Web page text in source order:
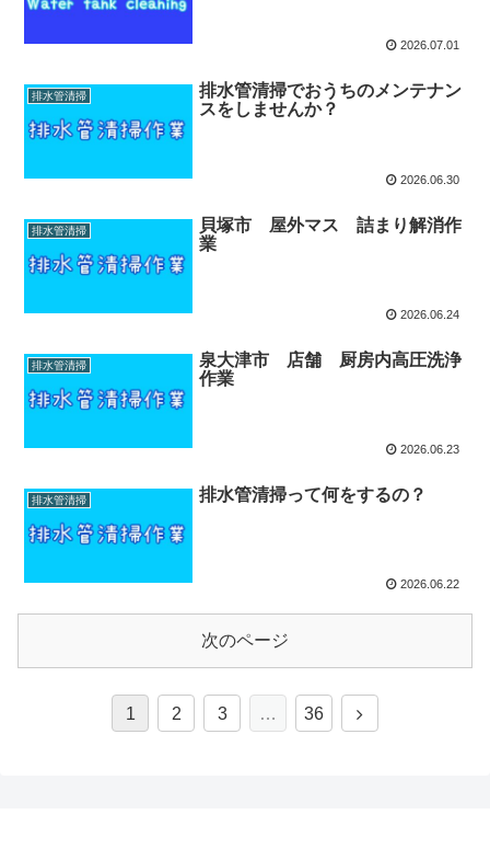
2026.07.01
排水管清掃
排水管清掃でおうちのメンテナン
スをしませんか？
2026.06.30
排水管清掃
貝塚市 屋外マス 詰まり解消作
業
2026.06.24
排水管清掃
泉大津市 店舗 厨房内高圧洗浄
作業
2026.06.23
排水管清掃 排水管清掃って何をするの？
2026.06.22
次のページ
1 2 3 … 36